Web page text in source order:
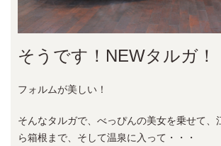
そうです！NEWタルガ！
フォルムが美しい！
そんなタルガで、べっぴんの美女を乗せて、
ら箱根まで、そして温泉に入って・・・